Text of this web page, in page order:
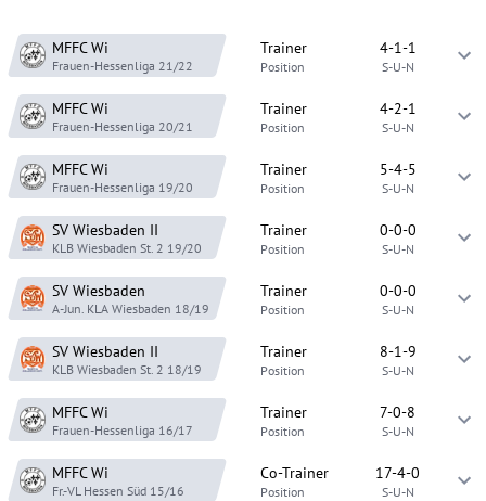
MFFC Wi
Frauen-Hessenliga 21/22
Trainer
Position
4-1-1
S-U-N
MFFC Wi
Frauen-Hessenliga 20/21
Trainer
Position
4-2-1
S-U-N
MFFC Wi
Frauen-Hessenliga 19/20
Trainer
Position
5-4-5
S-U-N
SV Wiesbaden II
KLB Wiesbaden St. 2 19/20
Trainer
Position
0-0-0
S-U-N
SV Wiesbaden
A-Jun. KLA Wiesbaden 18/19
Trainer
Position
0-0-0
S-U-N
SV Wiesbaden II
KLB Wiesbaden St. 2 18/19
Trainer
Position
8-1-9
S-U-N
MFFC Wi
Frauen-Hessenliga 16/17
Trainer
Position
7-0-8
S-U-N
MFFC Wi
Fr.-VL Hessen Süd 15/16
Co-Trainer
Position
17-4-0
S-U-N